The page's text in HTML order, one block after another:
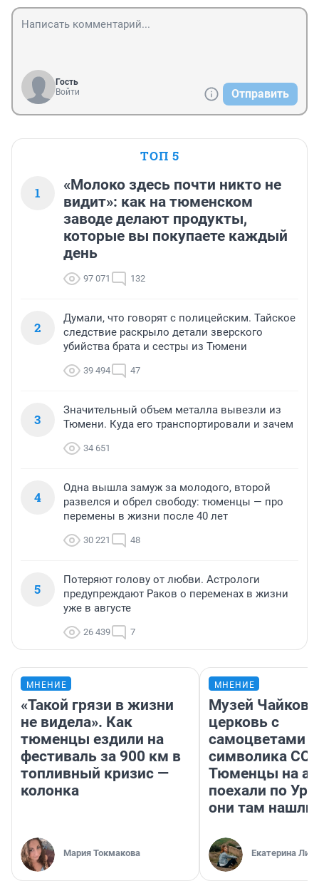
Гость
Войти
Отправить
ТОП 5
1
«Молоко здесь почти никто не
видит»: как на тюменском
заводе делают продукты,
которые вы покупаете каждый
день
97 071 132
2
Думали, что говорят с полицейским. Тайское
следствие раскрыло детали зверского
убийства брата и сестры из Тюмени
39 494 47
3
Значительный объем металла вывезли из
Тюмени. Куда его транспортировали и зачем
34 651
4
Одна вышла замуж за молодого, второй
развелся и обрел свободу: тюменцы — про
перемены в жизни после 40 лет
30 221 48
5
Потеряют голову от любви. Астрологи
предупреждают Раков о переменах в жизни
уже в августе
26 439 7
МНЕНИЕ
«Такой грязи в жизни
не видела». Как
тюменцы ездили на
фестиваль за 900 км в
топливный кризис —
колонка
Мария Токмакова
МНЕНИЕ
Музей
церковь с
самоцветами
символика
Тюменцы на
поехали по
они там нашли
Екатерина